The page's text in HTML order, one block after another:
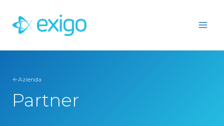
contenuto
Azienda
Partner